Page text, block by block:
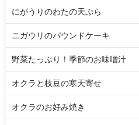
にがうりのわたの天ぷら
ニガウリのパウンドケーキ
野菜たっぷり！季節のお味噌汁
オクラと枝豆の寒天寄せ
オクラのお好み焼き